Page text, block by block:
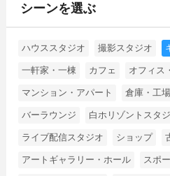
シーンを選ぶ
ハウススタジオ 撮影スタジオ
一軒家・一棟 カフェ オフィス
マンション・アパート 倉庫・工場
バーラウンジ 白ホリゾントスタ
ライブ配信スタジオ ショップ
アートギャラリー・ホール スポ